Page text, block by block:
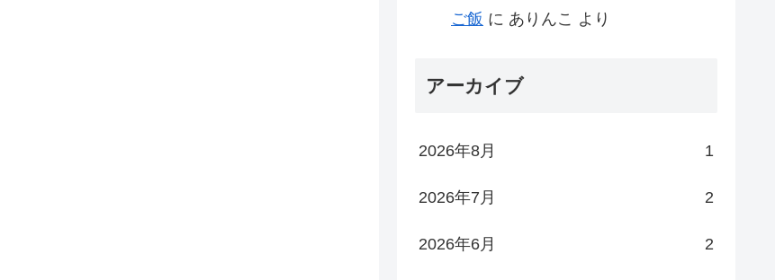
ご飯 に ありんこ より
アーカイブ
2026年8月 1
2026年7月 2
2026年6月 2